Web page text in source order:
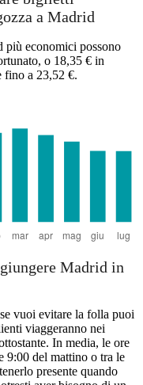
a Madrid
più economici possono
o 18,35 € in
fino a 23,52 €.
Madrid in
vuoi evitare la folla puoi
viaggeranno nei
In media, le ore
9:00 del mattino o tra le
presente quando